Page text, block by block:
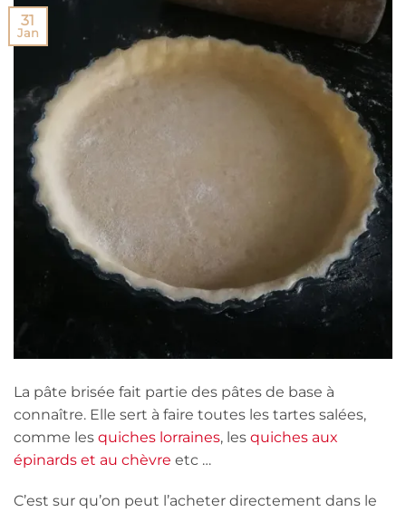
31
Jan
La pâte brisée fait partie des pâtes de base à
connaître. Elle sert à faire toutes les tartes salées,
comme les quiches lorraines, les quiches aux
épinards et au chèvre etc …
C’est sur qu’on peut l’acheter directement dans le